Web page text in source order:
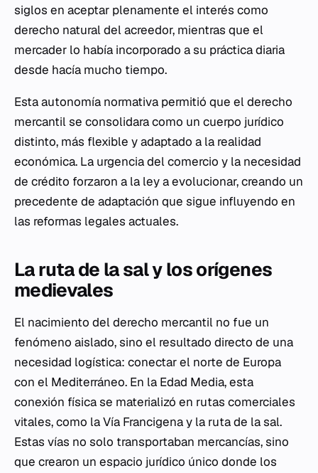
siglos en aceptar plenamente el interés como
derecho natural del acreedor, mientras que el
mercader lo había incorporado a su práctica diaria
desde hacía mucho tiempo.
Esta autonomía normativa permitió que el derecho
mercantil se consolidara como un cuerpo jurídico
distinto, más flexible y adaptado a la realidad
económica. La urgencia del comercio y la necesidad
de crédito forzaron a la ley a evolucionar, creando un
precedente de adaptación que sigue influyendo en
las reformas legales actuales.
La ruta de la sal y los orígenes
medievales
El nacimiento del derecho mercantil no fue un
fenómeno aislado, sino el resultado directo de una
necesidad logística: conectar el norte de Europa
con el Mediterráneo. En la Edad Media, esta
conexión física se materializó en rutas comerciales
vitales, como la Vía Francigena y la ruta de la sal.
Estas vías no solo transportaban mercancías, sino
que crearon un espacio jurídico único donde los